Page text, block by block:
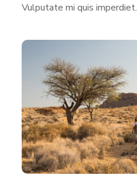
Vulputate mi quis imperdiet.